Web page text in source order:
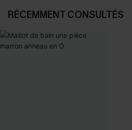
RÉCEMMENT CONSULTÉS